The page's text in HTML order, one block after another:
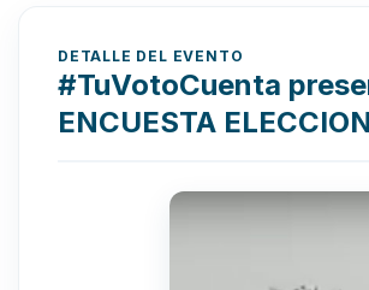
DETALLE DEL EVENTO
#TuVotoCuenta
ENCUESTA